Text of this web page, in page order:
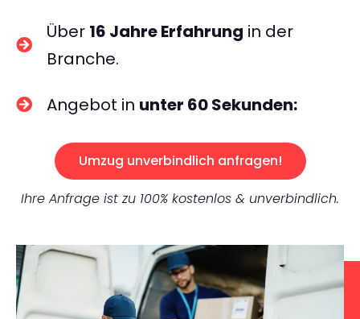
Über 16 Jahre Erfahrung in der
Branche.
Angebot in unter 60 Sekunden:
Umzug unverbindlich anfragen!
Ihre Anfrage ist zu 100% kostenlos & unverbindlich.